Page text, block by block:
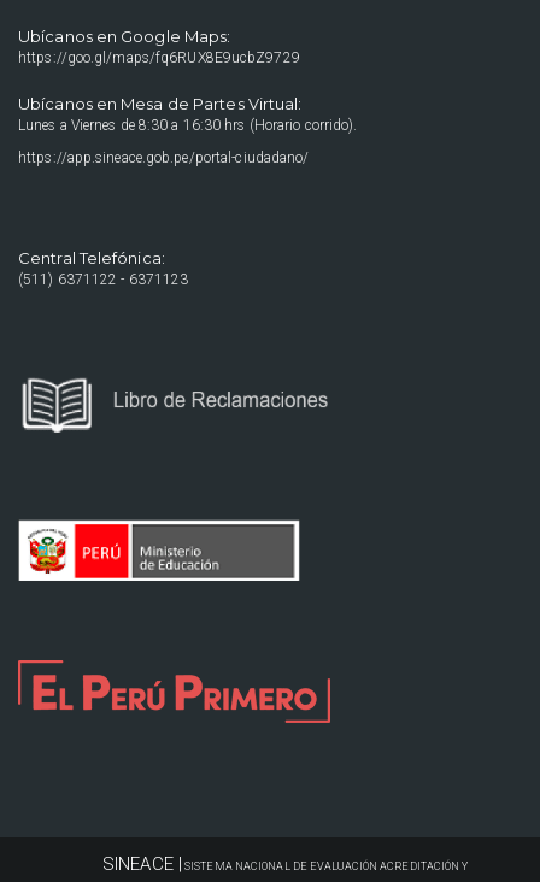
Ubícanos en Google Maps:
https://goo.gl/maps/fq6RUX8E9ucbZ9729
Ubícanos en Mesa de Partes Virtual:
Lunes a Viernes de 8:30 a 16:30 hrs (Horario corrido).
https://app.sineace.gob.pe/portal-ciudadano/
Central Telefónica:
(511) 6371122 - 6371123
SINEACE | SISTEMA NACIONAL DE EVALUACIÓN ACREDITACIÓN Y